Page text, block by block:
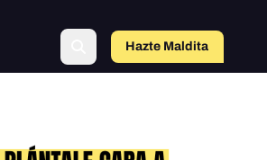
Hazte Maldito